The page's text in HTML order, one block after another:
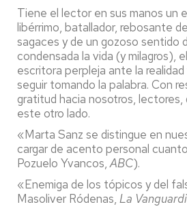
Tiene el lector en sus manos un
libérrimo, batallador, rebosante
sagaces y de un gozoso sentido
condensada la vida (y milagros),
escritora perpleja ante la
seguir tomando la palabra. Con
gratitud hacia nosotros, lectores,
este otro lado.
«Marta Sanz se distingue en
cargar de acento personal
Pozuelo Yvancos,ABC).
«Enemiga de los tópicos y del
Masoliver Ródenas, La